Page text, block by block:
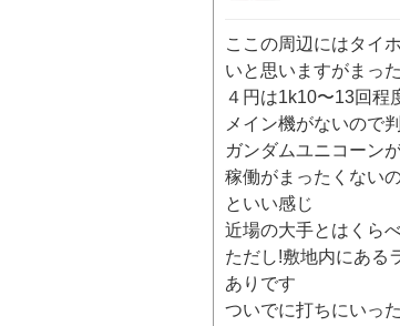
ここの周辺にはタイ
いと思いますがまっ
４円は1k10〜13回程
メイン機がないので
ガンダムユニコーン
稼働がまったくない
といい感じ
近場の大手とはくら
ただし!敷地内にある
ありです
ついでに打ちにいっ